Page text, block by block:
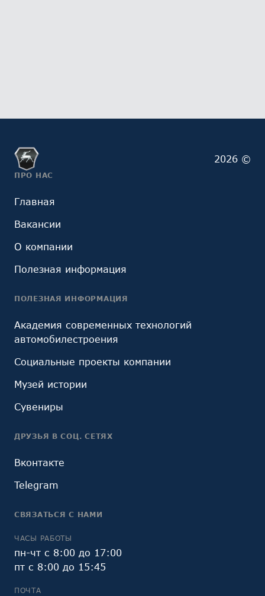
2026 ©
ПРО НАС
Главная
Вакансии
О компании
Полезная информация
ПОЛЕЗНАЯ ИНФОРМАЦИЯ
Академия современных технологий
автомобилестроения
Социальные проекты компании
Музей истории
Сувениры
ДРУЗЬЯ В СОЦ. СЕТЯХ
Вконтакте
Telegram
СВЯЗАТЬСЯ С НАМИ
ЧАСЫ РАБОТЫ
пн-чт с 8:00 до 17:00
пт с 8:00 до 15:45
ПОЧТА